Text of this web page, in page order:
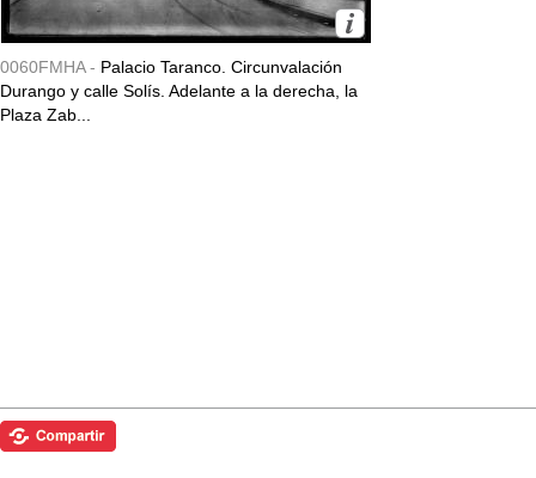
0060FMHA - Palacio Taranco. Circunvalación
Durango y calle Solís. Adelante a la derecha, la
Plaza Zab...